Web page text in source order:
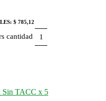
$ 785,12
cantidad